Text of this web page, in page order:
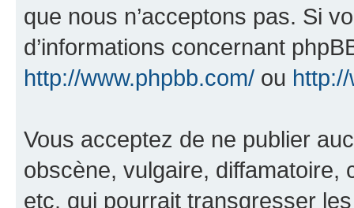
que nous n’acceptons pas. Si
d’informations concernant
http://www.phpbb.com/ ou
Vous acceptez de ne publier
obscène, vulgaire, diffamatoire,
etc. qui pourrait transgresser